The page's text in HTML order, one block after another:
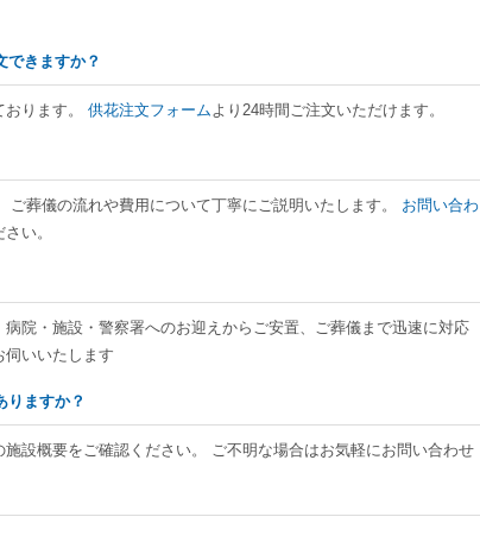
できますか？
ります。 供花注文フォームより24時間ご注文いただけます。
葬儀の流れや費用について丁寧にご説明いたします。 お問い合わ
い。
院・施設・警察署へのお迎えからご安置、ご葬儀まで迅速に対応
伺いいたします
りますか？
設概要をご確認ください。 ご不明な場合はお気軽にお問い合わせ